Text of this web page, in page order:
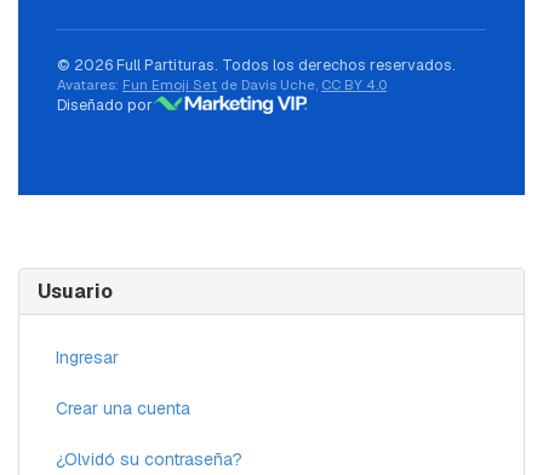
© 2026 Full Partituras. Todos los derechos reservados.
Avatares: Fun Emoji Set de Davis Uche, CC BY 4.0
Diseñado por
Usuario
Ingresar
Crear una cuenta
¿Olvidó su contraseña?